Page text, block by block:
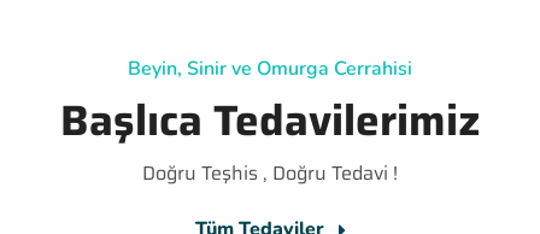
Beyin, Sinir ve Omurga Cerrahisi
Başlıca Tedavilerimiz
Doğru Teşhis , Doğru Tedavi !